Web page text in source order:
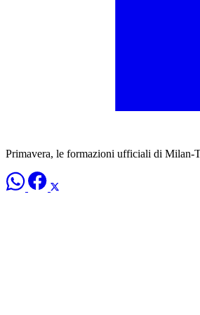
Primavera, le formazioni ufficiali di Milan-